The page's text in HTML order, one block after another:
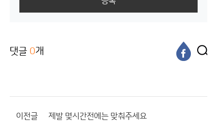
댓글 0개
이전글 제발 몇시간전에는 맞춰주세요